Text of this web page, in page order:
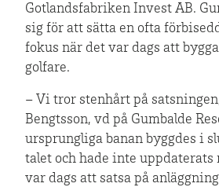
Gotlandsfabriken Invest AB.
sig för att sätta en ofta
fokus när det var dags att
golfare.
– Vi tror stenhårt på
Bengtsson, vd på Gumbalde
ursprungliga banan byggdes i
talet och hade inte uppdaterats
var dags att satsa på